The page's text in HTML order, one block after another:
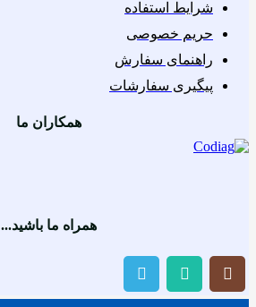
شرایط استفاده
حریم خصوصی
راهنمای سفارش
پیگیری سفارشات
همکاران ما
همراه ما باشید...